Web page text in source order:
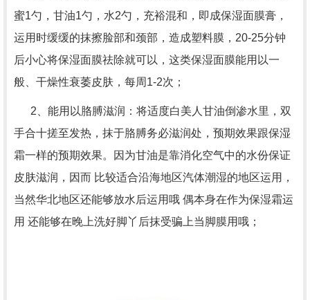
蜜1勺，甘油1勺，水2勺，充裕混和，即成保湿面膜膏，
运用时缓缓的抹擦脸部和颈部，造成塑料膜，20-25分钟
后小心将保湿面膜祛除就可以，这类保湿面膜能用以一
般、干燥性衰萎皮肤，每周1-2次；
2、能用以胳膊滋润：将适度白美人甘油倒渗水里，双
手合十搓至发热，抹于胳膊务必滋润处，预期效果跟保湿
霜一样的预期效果。因为甘油是靠消化空气中的水份保证
皮肤滋润，因而 比较适合沿海地区汽体潮湿的地区运用，
当然华北地区还能够放水后运用哦 偶本身在作为保湿霜运
用 还能够在晚上洗好脚丫后抹受骗上当脚膜用哦；